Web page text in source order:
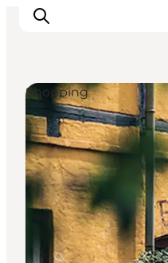
Oplevelser
Byer og øer
Outdoor
Overnatning
Planlæg ferie
Shopping